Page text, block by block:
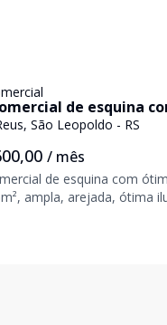
de esquina
São Leopoldo - RS
/ mês
de esquina com
ampla, arejada, ótima
grande fluxo de pessoas. Valores sujeitos a
sem aviso prévio